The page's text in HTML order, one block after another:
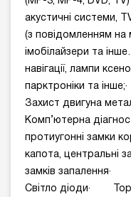
акустичні системи,
(з повідомленням на
імобілайзери та
навігації, лампи
парктроніки та
Захист двигуна
Комп’ютерна
протиугонні замки
капота, центральні
замків
Світло діоди·